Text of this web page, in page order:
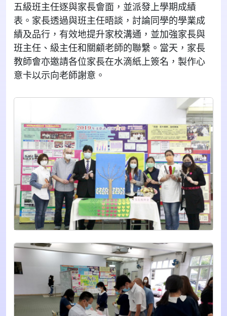
五級班主任逐與家長會面，並派發上學期成績
表。家長透過與班主任晤談，討論同學的學業成
績及品行，有效地提升家校溝通，並加強家長與
班主任、級主任和關顧老師的聯繫。當天，家長
教師會亦邀請各位家長在水滴紙上簽名，製作心
意卡以示向老師謝意。